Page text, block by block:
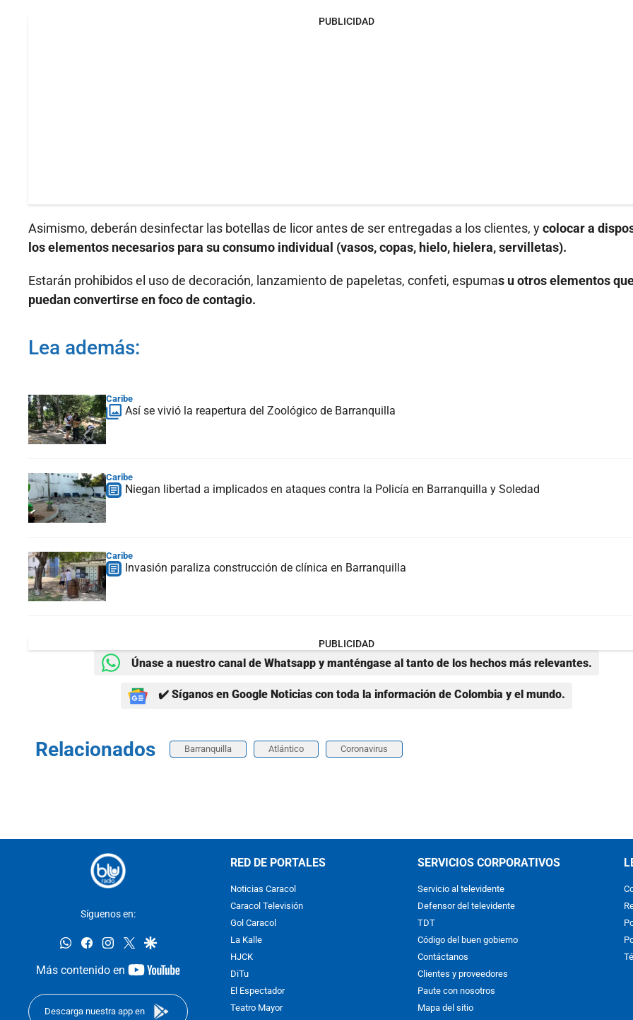
PUBLICIDAD
Asimismo, deberán desinfectar las botellas de licor antes de ser entregadas a los clientes, ycolocar a
los elementos necesarios para su consumo individual (vasos, copas, hielo, hielera, servilletas).
Estarán prohibidos el uso de decoración, lanzamiento de papeletas, confeti, espumas u otros elementos
puedan convertirse en foco de contagio.
Lea además:
Caribe
Así se vivió la reapertura del Zoológico de Barranquilla
Caribe
Niegan libertad a implicados en ataques contra la Policía en Barranquilla y Soledad
Caribe
Invasión paraliza construcción de clínica en Barranquilla
PUBLICIDAD
Únase a nuestro canal de Whatsapp y manténgase al tanto de los hechos más relevantes.
✔️ Síganos en Google Noticias con toda la información de Colombia y el mundo.
Relacionados Barranquilla Atlántico Coronavirus
Síguenos en:
whatsappfacebookinstagram
twittergoogle
Más contenido en
youtube-
Descarga nuestra app en
RED DE PORTALES
Noticias Caracol
Caracol Televisión
Gol Caracol
La Kalle
HJCK
DiTu
El Espectador
Teatro Mayor
SERVICIOS CORPORATIVOS
Servicio al televidente
Defensor del televidente
TDT
Código del buen gobierno
Contáctanos
Clientes y proveedores
Paute con nosotros
Mapa del sitio